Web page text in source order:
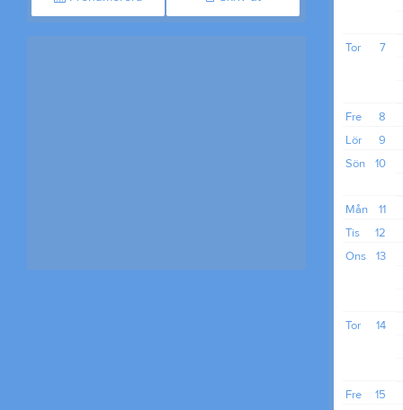
7
Tor
8
Fre
9
Lör
10
Sön
11
Mån
12
Tis
13
Ons
14
Tor
15
Fre